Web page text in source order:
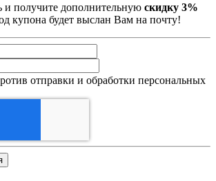
и получите дополнительную скидку 3%
купона будет выслан Вам на почту!
отправки и обработки персональных